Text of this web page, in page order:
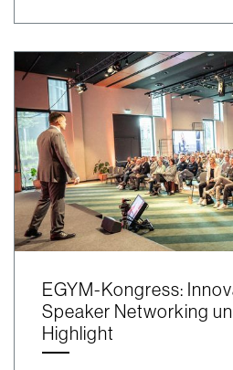
EGYM-Kongress:
Speaker Networking
Highlight